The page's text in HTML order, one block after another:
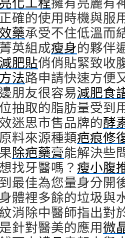
正確的使用時機與服
藥承受不住低溫而
英組成瘦身的夥伴
肥貼俏俏貼緊致收
法路申請快速方便
朋友很容易減肥食
抽取的脂肪量受到
迷思市售品牌的酵
料來源種類疤痕修
除疤藥膏能解決些
找牙醫嗎？ 瘦小腹
最佳為您量身分開
體裡多餘的垃圾與
消除中醫師指出對
針對醫美的應用微